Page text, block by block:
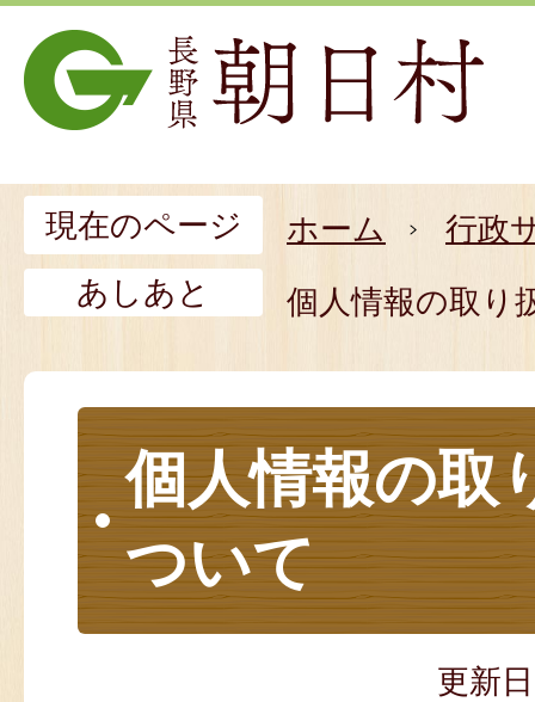
現在のページ ホーム
行政
あしあと
個人情報の取り
個人情報の取
ついて
更新